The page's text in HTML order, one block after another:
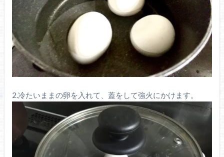
2.冷たいままの卵を入れて、蓋をして強火にかけます。